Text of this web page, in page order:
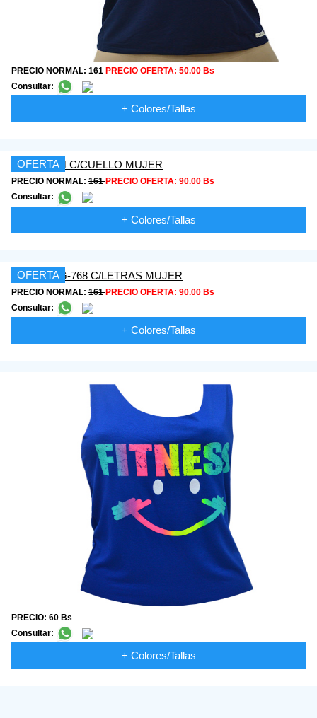
PRECIO NORMAL: 161PRECIO OFERTA: 50.00 Bs
Consultar:
+ Colores/Tallas
OFERTA
PRECIO NORMAL: 161PRECIO OFERTA: 90.00 Bs
Consultar:
+ Colores/Tallas
OFERTA
PRECIO NORMAL: 161PRECIO OFERTA: 90.00 Bs
Consultar:
+ Colores/Tallas
PRECIO: 60 Bs
Consultar:
+ Colores/Tallas